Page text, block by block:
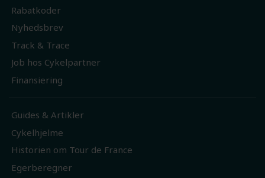
Rabatkoder
Nyhedsbrev
Track & Trace
Job hos Cykelpartner
Finansiering
Guides & Artikler
Cykelhjelme
Historien om Tour de France
Egerberegner